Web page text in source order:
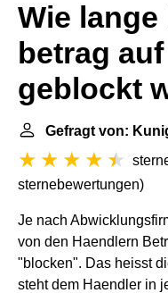
Wie lange
betrag
geblockt
Gefragt von:
sternebewertungen)
Je nach
von den Haendlern
"blocken". Das heisst
steht dem Haendler in